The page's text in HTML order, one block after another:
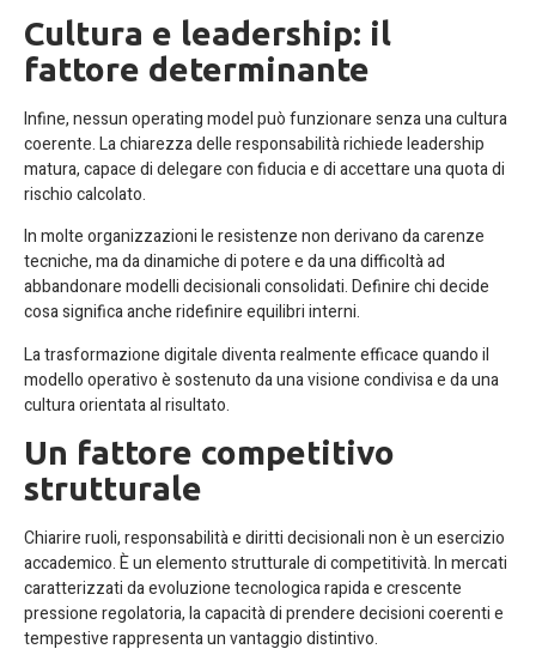
Cultura e leadership: il
fattore determinante
Infine, nessun operating model può funzionare senza una cultura
coerente. La chiarezza delle responsabilità richiede leadership
matura, capace di delegare con fiducia e di accettare una quota di
rischio calcolato.
In molte organizzazioni le resistenze non derivano da carenze
tecniche, ma da dinamiche di potere e da una difficoltà ad
abbandonare modelli decisionali consolidati. Definire chi decide
cosa significa anche ridefinire equilibri interni.
La trasformazione digitale diventa realmente efficace quando il
modello operativo è sostenuto da una visione condivisa e da una
cultura orientata al risultato.
Un fattore competitivo
strutturale
Chiarire ruoli, responsabilità e diritti decisionali non è un esercizio
accademico. È un elemento strutturale di competitività. In mercati
caratterizzati da evoluzione tecnologica rapida e crescente
pressione regolatoria, la capacità di prendere decisioni coerenti e
tempestive rappresenta un vantaggio distintivo.